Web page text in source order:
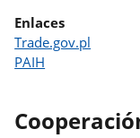
Enlaces
Trade.gov.pl
PAIH